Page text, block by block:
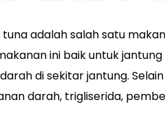
adalah salah satu
ini baik untuk
di sekitar jantung.
darah, trigliserida,